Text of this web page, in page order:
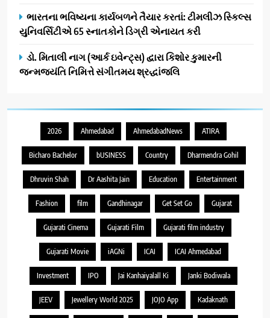
ભારતના ભવિષ્યના કાર્યબળને તૈયાર કરતાં: ટીમલીઝ સ્કિલ્સ
યુનિવર્સિટીએ 65 સ્નાતકોને ડિગ્રી એનાયત કરી
ડો. મિતાલી નાગ (આર્ક ઇવેન્ટ્સ) દ્વારા કિશોર કુમારની
જન્મજયંતિ નિમિત્તે સંગીતમય શ્રદ્ધાંજલિ
2026 Ahmedabad AhmedabadNews ATIRA
Bicharo Bachelor bUSINESS Country Dharmendra Gohil
Dhruvin Shah Dr Aashita Jain Education Entertainment
Fashion film Gandhinagar Get Set Go Gujarat
Gujarati Cinema Gujarati Film Gujarati film industry
Gujarati Movie iAGNi ICAI ICAI Ahmedabad
Investment IPO Jai Kanhaiyalall Ki Janki Bodiwala
JEEV Jewellery World 2025 JOJO App Kadaknath